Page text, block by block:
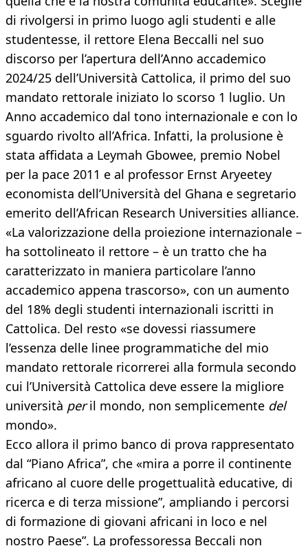
di rivolgersi in primo luogo agli studenti e alle
studentesse, il rettore Elena Beccalli nel suo
discorso per l’apertura dell’Anno accademico
2024/25 dell’Università Cattolica, il primo del suo
mandato rettorale iniziato lo scorso 1 luglio. Un
Anno accademico dal tono internazionale e con lo
sguardo rivolto all’Africa. Infatti, la prolusione è
stata affidata a Leymah Gbowee, premio Nobel
per la pace 2011 e al professor Ernst Aryeetey
economista dell’Università del Ghana e segretario
emerito dell’African Research Universities alliance.
«La valorizzazione della proiezione internazionale –
ha sottolineato il rettore – è un tratto che ha
caratterizzato in maniera particolare l’anno
accademico appena trascorso», con un aumento
del 18% degli studenti internazionali iscritti in
Cattolica. Del resto «se dovessi riassumere
l’essenza delle linee programmatiche del mio
mandato rettorale ricorrerei alla formula secondo
cui l’Università Cattolica deve essere la migliore
università peril mondo, non semplicemente del
mondo».
Ecco allora il primo banco di prova rappresentato
dal “Piano Africa”, che «mira a porre il continente
africano al cuore delle progettualità educative, di
ricerca e di terza missione”, ampliando i percorsi
di formazione di giovani africani in loco e nel
nostro Paese”. La professoressa Beccali non